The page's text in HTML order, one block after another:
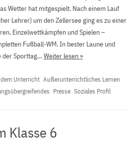
Wetter hat mitgespielt. Nach einem Lauf
Lehrer) um den Zellersee ging es zu einer
Einzelwettkämpfen und Spielen –
Fußball-WM. In bester Laune und
der Sporttag…Weiter lesen »
Unterricht Außerunterrichtliches Lernen
Presse Soziales Profil
Klasse 6